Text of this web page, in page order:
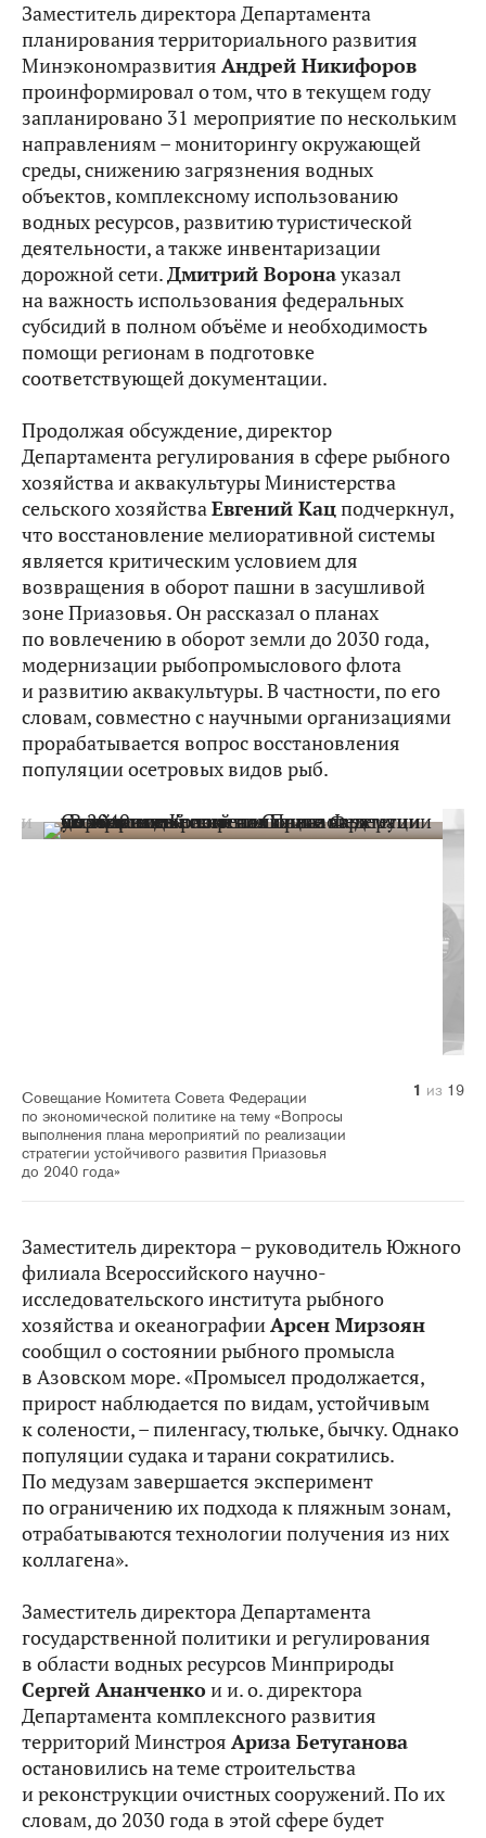
Заместитель директора Департамента
планирования территориального развития
Минэкономразвития Андрей Никифоров
проинформировал о том, что в текущем году
запланировано 31 мероприятие по нескольким
направлениям – мониторингу окружающей
среды, снижению загрязнения водных
объектов, комплексному использованию
водных ресурсов, развитию туристической
деятельности, а также инвентаризации
дорожной сети.Дмитрий Воронауказал
на важность использования федеральных
субсидий в полном объёме и необходимость
помощи регионам в подготовке
соответствующей документации.
Продолжая обсуждение, директор
Департамента регулирования в сфере рыбного
хозяйства и аквакультуры Министерства
сельского хозяйстваЕвгений Кацподчеркнул,
что восстановление мелиоративной системы
является критическим условием для
возвращения в оборот пашни в засушливой
зоне Приазовья. Он рассказал о планах
по вовлечению в оборот земли до 2030 года,
модернизации рыбопромыслового флота
и развитию аквакультуры. В частности, по его
словам, совместно с научными организациями
прорабатывается вопрос восстановления
популяции осетровых видов рыб.
Совещание Комитета Совета Федерации
по экономической политике на тему «Вопросы
выполнения плана мероприятий по реализации
стратегии устойчивого развития Приазовья
до 2040 года»
1 из 19
2 из 19
3 из 19
4 из 19
5 из 19
6 из 19
7 из 19
8 из 19
9 из 19
10 из 19
11 из 19
12 из 19
13 из 19
14 из 19
15 из 19
16 из 19
17 из 19
18 из 19
19 из 19
Заместитель директора – руководитель Южного
филиала Всероссийского научно-
исследовательского института рыбного
хозяйства и океанографииАрсен Мирзоян
сообщил о состоянии рыбного промысла
в Азовском море. «Промысел продолжается,
прирост наблюдается по видам, устойчивым
к солености, – пиленгасу, тюльке, бычку. Однако
популяции судака и тарани сократились.
По медузам завершается эксперимент
по ограничению их подхода к пляжным зонам,
отрабатываются технологии получения из них
коллагена».
Заместитель директора Департамента
государственной политики и регулирования
в области водных ресурсов Минприроды
Сергей Ананченкои и. о. директора
Департамента комплексного развития
территорий Минстроя Ариза Бетуганова
остановились на теме строительства
и реконструкции очистных сооружений. По их
словам, до 2030 года в этой сфере будет